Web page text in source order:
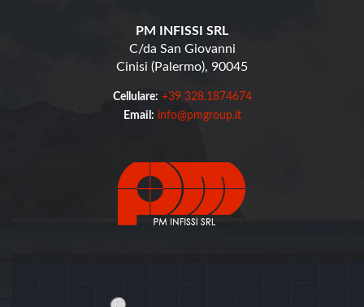
PM INFISSI SRL
C/da San Giovanni
Cinisi (Palermo), 90045
Cellulare: +39 328.1874674
Email: info@pmgroup.it